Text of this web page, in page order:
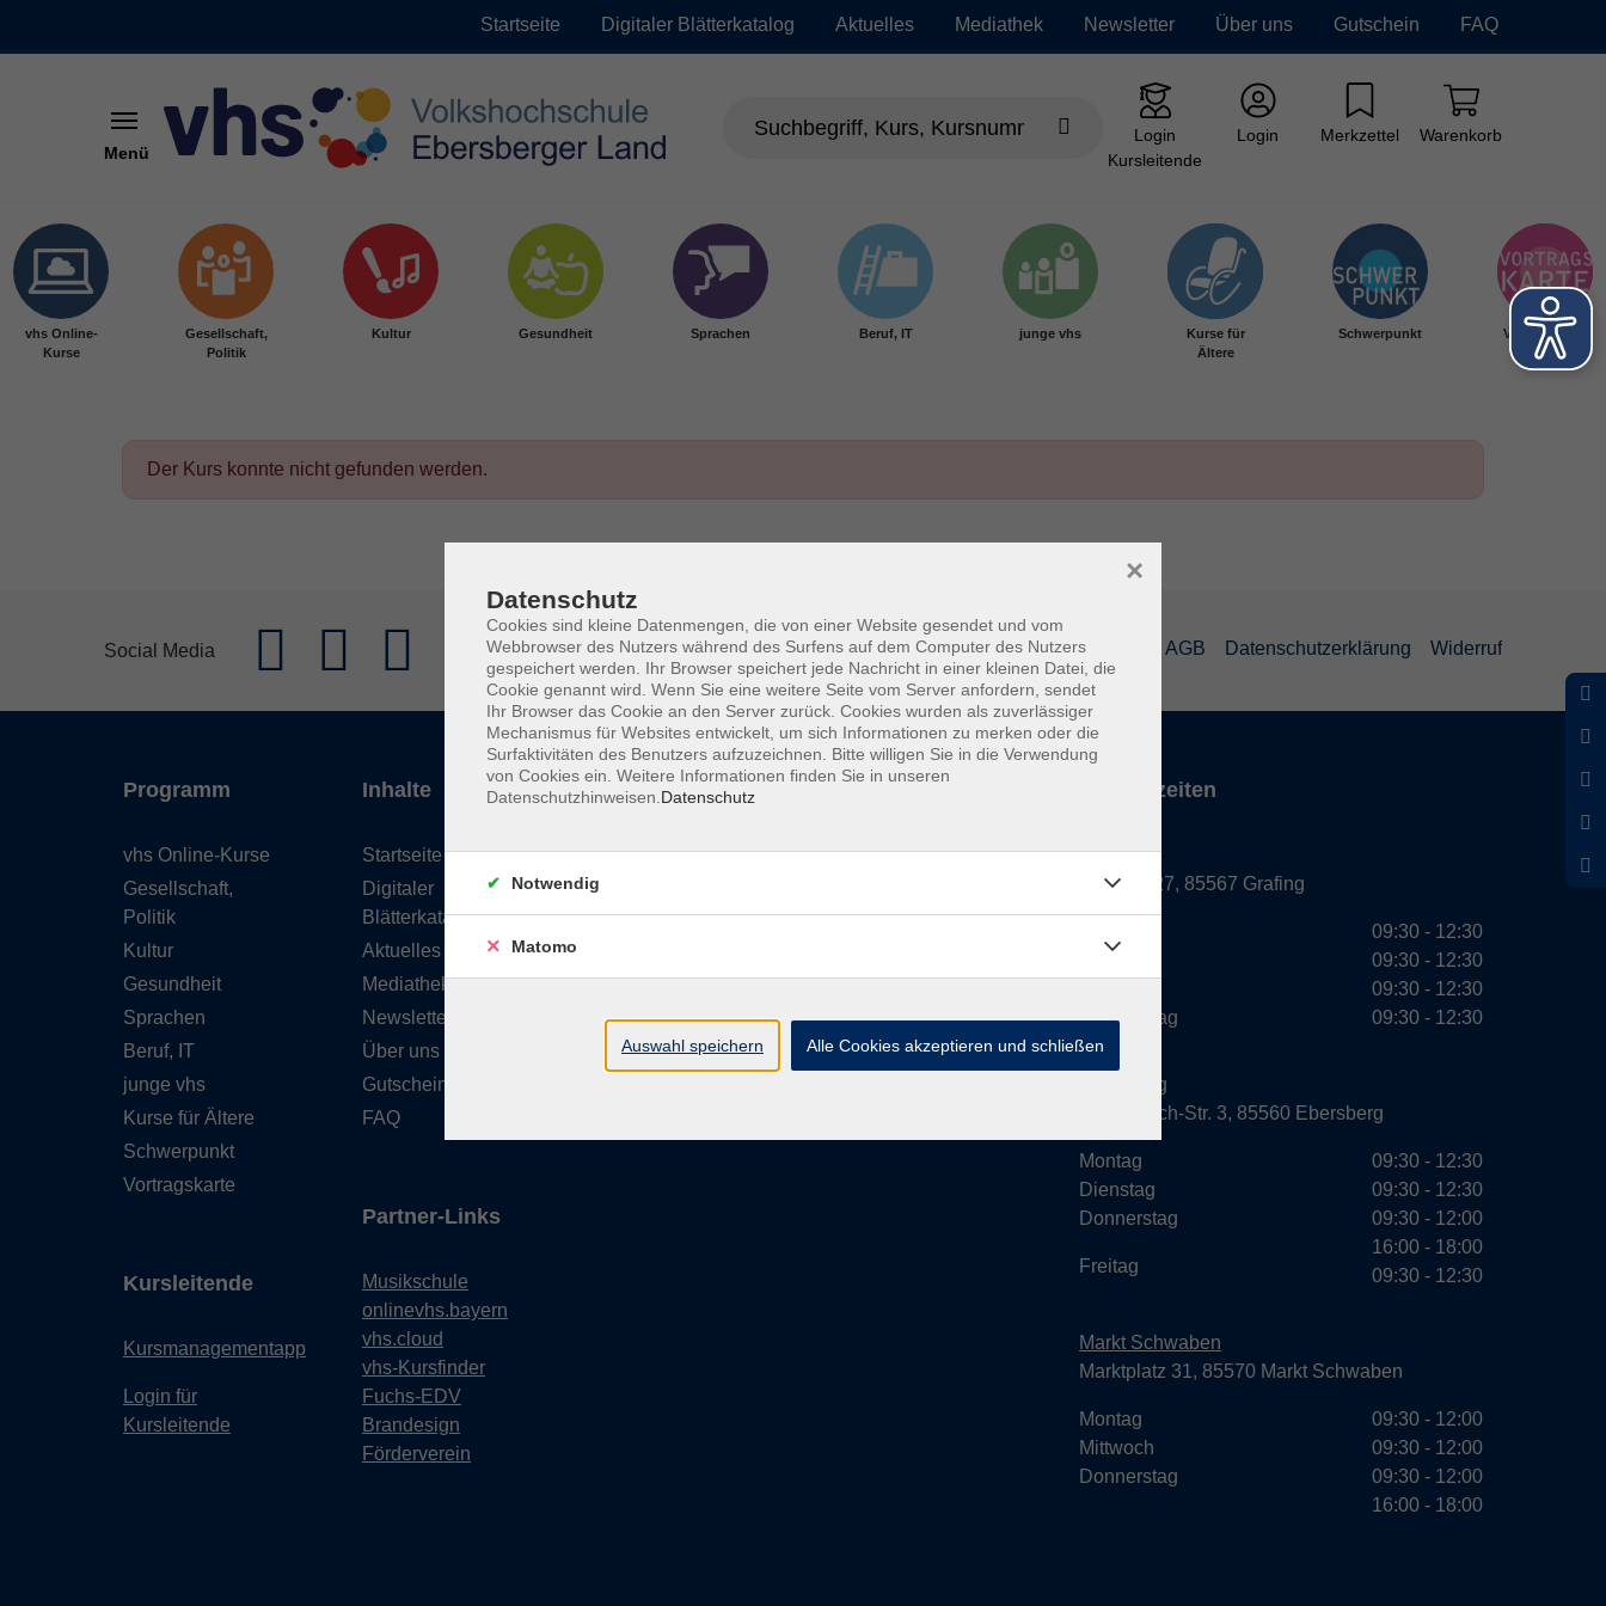
Startseite Digitaler Blätterkatalog Aktuelles Mediathek Newsletter Über uns Gutschein FAQ
Menü
Login
Kursleitende
Login Merkzettel Warenkorb
vhs Online-
Kurse
Gesellschaft,
Politik
Kultur Gesundheit Sprachen Beruf, IT junge vhs
Kurse für
Ältere
Schwerpunkt Vortragskarte
Der Kurs konnte nicht gefunden werden.
Social Media Barrierefreiheit Lage & Routenplan Impressum AGB Datenschutzerklärung Widerruf
Programm
vhs Online-Kurse
Gesellschaft,
Politik
Kultur
Gesundheit
Sprachen
Beruf, IT
junge vhs
Kurse für Ältere
Schwerpunkt
Vortragskarte
Kursleitende
Kursmanagementapp
Login für
Kursleitende
Inhalte
Startseite
Digitaler
Blätterkatalog
Aktuelles
Mediathek
Newsletter
Über uns
Gutschein
FAQ
Partner-Links
Musikschule
onlinevhs.bayern
vhs.cloud
vhs-Kursfinder
Fuchs-EDV
Brandesign
Förderverein
Volkshochschule Ebersberger Land im
Servicezeiten
Grafing
Griesstr. 27, 85567 Grafing
Donnerstag
09:30 - 12:30
09:30 - 12:30
09:30 - 12:30
09:30 - 12:30
Ebersberg
Dr.-Wintrich-Str. 3, 85560 Ebersberg
Montag
Dienstag
Donnerstag
Freitag
09:30 - 12:30
09:30 - 12:30
09:30 - 12:00
16:00 - 18:00
09:30 - 12:30
Markt Schwaben
Marktplatz 31, 85570 Markt Schwaben
Montag
Mittwoch
Donnerstag
09:30 - 12:00
09:30 - 12:00
09:30 - 12:00
16:00 - 18:00
Datenschutz
Cookies sind kleine Datenmengen, die von einer Website gesendet und vom
Webbrowser des Nutzers während des Surfens auf dem Computer des Nutzers
gespeichert werden. Ihr Browser speichert jede Nachricht in einer kleinen Datei, die
Cookie genannt wird. Wenn Sie eine weitere Seite vom Server anfordern, sendet
Ihr Browser das Cookie an den Server zurück. Cookies wurden als zuverlässiger
Mechanismus für Websites entwickelt, um sich Informationen zu merken oder die
Surfaktivitäten des Benutzers aufzuzeichnen. Bitte willigen Sie in die Verwendung
von Cookies ein. Weitere Informationen finden Sie in unseren
Datenschutzhinweisen. Datenschutz
×
Notwendig
Matomo
Auswahl speichern Alle Cookies akzeptieren und schließen